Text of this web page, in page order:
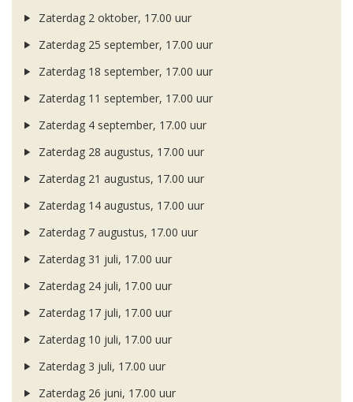
Zaterdag 2 oktober, 17.00 uur
Zaterdag 25 september, 17.00 uur
Zaterdag 18 september, 17.00 uur
Zaterdag 11 september, 17.00 uur
Zaterdag 4 september, 17.00 uur
Zaterdag 28 augustus, 17.00 uur
Zaterdag 21 augustus, 17.00 uur
Zaterdag 14 augustus, 17.00 uur
Zaterdag 7 augustus, 17.00 uur
Zaterdag 31 juli, 17.00 uur
Zaterdag 24 juli, 17.00 uur
Zaterdag 17 juli, 17.00 uur
Zaterdag 10 juli, 17.00 uur
Zaterdag 3 juli, 17.00 uur
Zaterdag 26 juni, 17.00 uur